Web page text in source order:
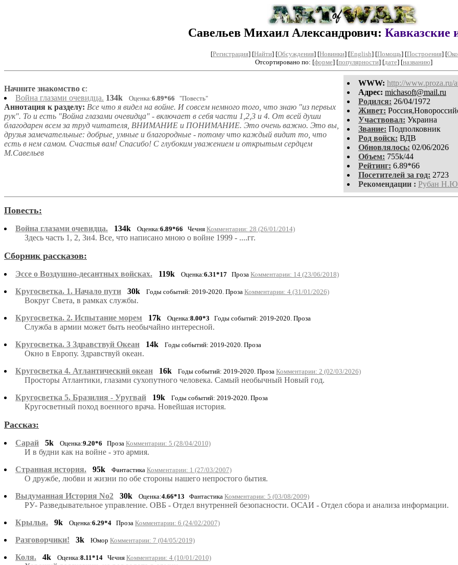
Савельев Михаил Александрович: Кавказские
[Регистрация] [Найти] [Обсуждения] [Новинки] [English] [Помощь] [Построения] [
Отсортировано по: [форме] [популярности] [дате] [названию]
WWW: http://www.proza.ru/
Aдpeс: michasoft@mail.ru
Родился: 26/04/1972
Живет:
Участвовал: Украина
Звание: Подполковник
Род войск: ВДВ
Обновлялось: 02/06/2026
Объем: 755k/44
Рейтинг: 6.89*66
Посетителей за год: 2723
Рекомендации : Рубан
Начните знакомство с:
Война глазами очевидца. 134k Оценка:6.89*66 "Повесть"
Аннотация к разделу: Все что я видел на войне. И совсем немного того, что знаю "из первых
рук". То и есть "Война глазами очевидца" - включает в себя части 1,2,3 и 4. От всей души
благодарен всем за труд читателя, ВНИМАНИЕ и ПОНИМАНИЕ. Это очень важно. Это вы,
друзья замечательные: добрые, умные и благородные - потому что каждый видит то, что
есть в нем самом. Счастья вам! Спасибо! С глубоким уважением и открытым сердцем
М.Савельев
Повесть:
Война глазами очевидца. 134k Оценка:6.89*66 Чечня Комментарии: 28 (26/01/2014)
Здесь часть 1, 2, 3и4. Все, что написано мною о войне 1999 - ....гг.
Сборник рассказов:
Эссе о Воздушно-десантных войсках. 119k Оценка:6.31*17 Проза Комментарии: 14 (23/06/2018)
Кругосветка. 1. Начало пути 30k Годы событий: 2019-2020. Проза Комментарии: 4 (31/01/2026)
Вокруг Света, в рамках службы.
Кругосветка. 2. Испытание морем
17k Оценка:8.00*3 Годы событий: 2019-2020. Проза
Служба в армии может быть необычайно интересной.
Кругосветка. 3 Здравствуй Океан
14k Годы событий: 2019-2020. Проза
Окно в Европу. Здравствуй океан.
Кругосветка 4. Атлантический океан
16k Годы событий: 2019-2020. Проза Комментарии: 2 (02/03/2026)
Просторы Атлантики, глазами сухопутного человека. Самый необычный Новый год.
Кругосветка 5. Бразилия - Уругвай
19k Годы событий: 2019-2020. Проза
Кругосветный поход военного врача. Новейшая история.
Рассказ:
Сарай 5k Оценка:9.20*6 Проза Комментарии: 5 (28/04/2010)
И в будни как на войне - это армия.
Странная история.
95k Фантастика Комментарии: 1 (27/03/2007)
О дружбе, любви и жизни по обе стороны нашего непростого бытия.
Выдуманная История No2
30k Оценка:4.66*13 Фантастика Комментарии: 5 (03/08/2009)
РУ- Разведывательное управление. ОВБ - Отдел внутренней безопасности. ОСАИ - Отдел сбора и анализа информации.
Крылья.
9k Оценка:6.29*4 Проза Комментарии: 6 (24/02/2007)
Разговорчики! 3k Юмор Комментарии: 7 (04/05/2019)
Коля. 4k Оценка:8.11*14 Чечня Комментарии: 4 (10/01/2010)